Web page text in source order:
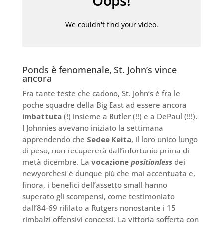
Ponds è fenomenale, St. John’s vince
ancora
Fra tante teste che cadono, St. John’s è fra le
poche squadre della Big East ad essere ancora
imbattuta(!) insieme a Butler (!!) e a DePaul (!!!).
I Johnnies avevano iniziato la settimana
apprendendo che Sedee Keita, il loro unico lungo
di peso, non recupererà dall’infortunio prima di
metà dicembre. La vocazione positionlessdei
newyorchesi è dunque più che mai accentuata e,
finora, i benefici dell’assetto small hanno
superato gli scompensi, come testimoniato
dall’84-69 rifilato a Rutgers nonostante i 15
rimbalzi offensivi concessi. La vittoria sofferta con